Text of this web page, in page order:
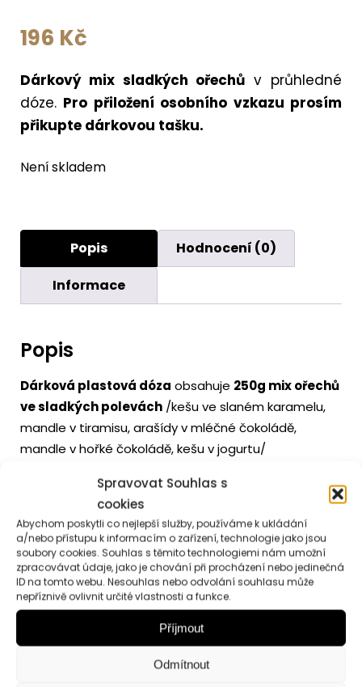
Spravovat Souhlas s
cookies
Abychom poskytli co nejlepší služby, používáme k ukládání
a/nebo přístupu k informacím o zařízení, technologie jako jsou
soubory cookies. Souhlas s těmito technologiemi nám umožní
zpracovávat údaje, jako je chování při procházení nebo jedinečná
ID na tomto webu. Nesouhlas nebo odvolání souhlasu může
nepříznivě ovlivnit určité vlastnosti a funkce.
Příjmout
Odmítnout
196 Kč
Dárkový mix sladkých ořechů v průhledné
dóze. Pro přiložení osobního vzkazu prosím
přikupte dárkovou tašku.
Není skladem
Popis
Hodnocení (0)
Informace
Popis
Dárková plastová dóza obsahuje 250g mix ořechů
ve sladkých polevách /kešu ve slaném karamelu,
mandle v tiramisu, arašídy v mléčné čokoládě,
mandle v hořké čokoládě, kešu v jogurtu/
Podobné produkty